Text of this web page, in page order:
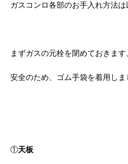
ガスコンロ各部のお手入れ方法は
まずガスの元栓を閉めておきます
安全のため、ゴム手袋を着用しま
①天板